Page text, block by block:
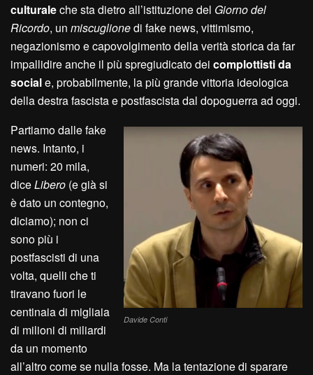
culturaleche sta dietro all’istituzione del Giorno del
Ricordo, un miscuglionedi fake news, vittimismo,
negazionismo e capovolgimento della verità storica da far
impallidire anche il più spregiudicato dei complottisti da
sociale, probabilmente, la più grande vittoria ideologica
della destra fascista e postfascista dal dopoguerra ad oggi.
Davide Conti
Partiamo dalle fake
news. Intanto, i
numeri: 20 mila,
diceLibero (e già si
è dato un contegno,
diciamo); non ci
sono più i
postfascisti di una
volta, quelli che ti
tiravano fuori le
centinaia di migliaia
di milioni di miliardi
da un momento
all’altro come se nulla fosse. Ma la tentazione di sparare